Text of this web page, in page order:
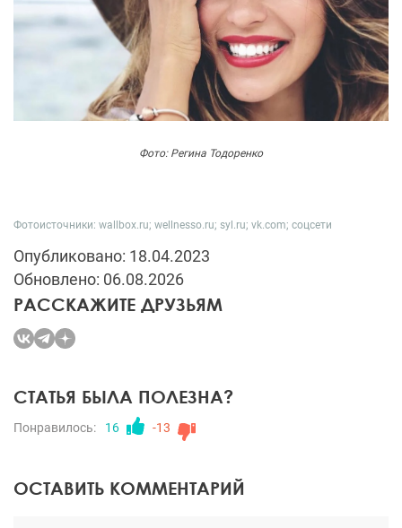
Фото: Регина Тодоренко
Фотоисточники: wallbox.ru; wellnesso.ru; syl.ru; vk.com; соцсети
Опубликовано: 18.04.2023
Обновлено: 06.08.2026
РАССКАЖИТЕ ДРУЗЬЯМ
СТАТЬЯ БЫЛА ПОЛЕЗНА?
Понравилось: 16 -13
ОСТАВИТЬ КОММЕНТАРИЙ